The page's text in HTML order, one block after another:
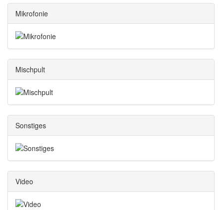
Mikrofonie
Mischpult
Sonstiges
Video